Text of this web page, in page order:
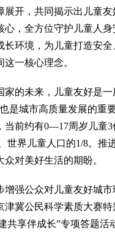
展开，共同揭示出儿童
心，全方位守护儿童人身
长环境，为儿童打造安
这一核心理念。
的未来，儿童友好是一
是城市高质量发展的重
当前约有0—17周岁儿童3
世界儿童人口的1/8。推
众对美好生活的期盼。
强公众对儿童友好城市
津冀公民科学素质大赛
共享伴成长”专项答题活